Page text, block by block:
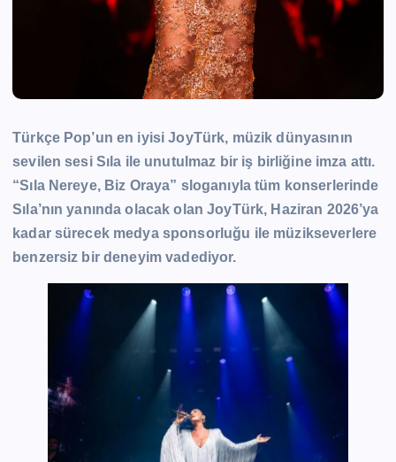
Türkçe Pop’un en iyisi JoyTürk, müzik dünyasının
sevilen sesi Sıla ile unutulmaz bir iş birliğine imza attı.
“Sıla Nereye, Biz Oraya” sloganıyla tüm konserlerinde
Sıla’nın yanında olacak olan JoyTürk, Haziran 2026’ya
kadar sürecek medya sponsorluğu ile müzikseverlere
benzersiz bir deneyim vadediyor.